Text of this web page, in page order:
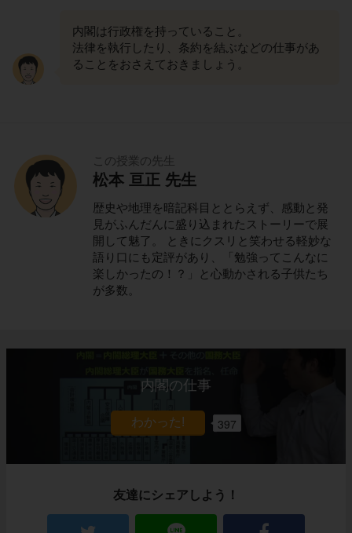
内閣は行政権を持っていること。
法律を執行したり、条約を結ぶなどの仕事があ
ることをおさえておきましょう。
この授業の先生
松本 亘正 先生
歴史や地理を暗記科目ととらえず、感動と発
見がふんだんに盛り込まれたストーリーで展
開して魅了。 ときにクスリと笑わせる軽妙な
語り口にも定評があり、「勉強ってこんなに
楽しかったの！？」と心動かされる子供たち
が多数。
内閣の仕事
397
友達にシェアしよう！